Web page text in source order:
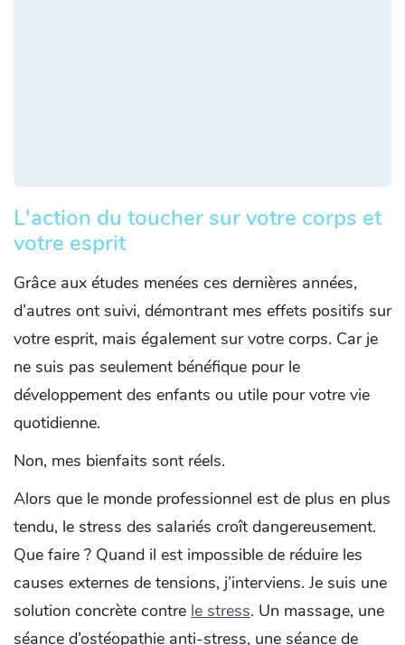
L'action du toucher sur votre corps et
votre esprit
Grâce aux études menées ces dernières années,
d’autres ont suivi, démontrant mes effets positifs sur
votre esprit, mais également sur votre corps. Car je
ne suis pas seulement bénéfique pour le
développement des enfants ou utile pour votre vie
quotidienne.
Non, mes bienfaits sont réels.
Alors que le monde professionnel est de plus en plus
tendu, le stress des salariés croît dangereusement.
Que faire ? Quand il est impossible de réduire les
causes externes de tensions, j’interviens. Je suis une
solution concrète contre le stress. Un massage, une
séance d’ostéopathie anti-stress, une séance de